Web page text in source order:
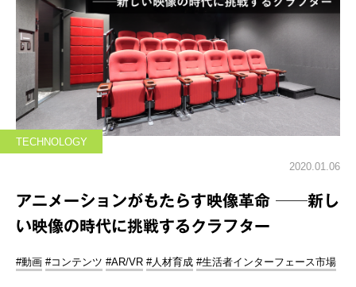
TECHNOLOGY
2020.01.06
アニメーションがもたらす映像革命 ──新し
い映像の時代に挑戦するクラフター
#動画 #コンテンツ #AR/VR #人材育成 #生活者インターフェース市場